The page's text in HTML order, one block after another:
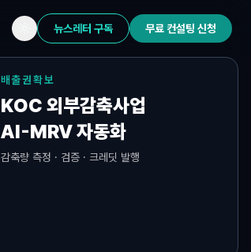
뉴스레터 구독 무료 컨설팅 신청
배출권확보
KOC 외부감축사업
AI-MRV 자동화
감축량 측정 · 검증 · 크레딧 발행